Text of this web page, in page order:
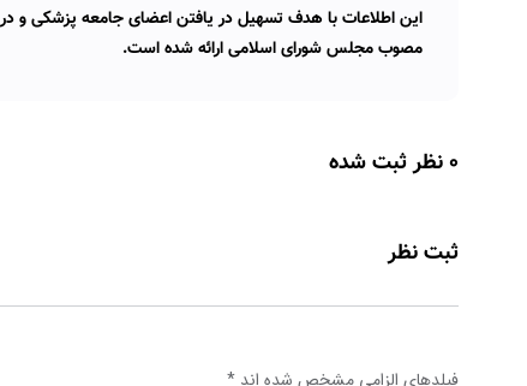
این اطلاعات با هدف تسهیل در یافتن اعضای جامعه پزشکی و در
مصوب مجلس شورای اسلامی ارائه شده است.
0 نظر ثبت شده
ثبت نظر
فیلدهای الزامی مشخص شده اند *